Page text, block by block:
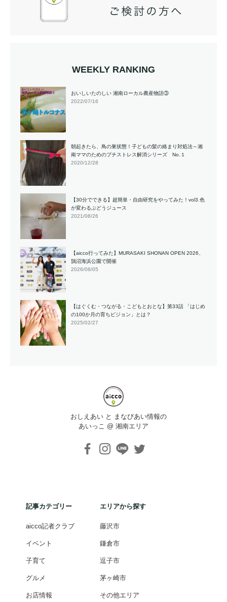
WEEKLY RANKING
おいしいたのしい 湘南ローカル農産物語③
2022/07/16
朝起きたら、鳥の巣状態！子どもの髪の絡まり対処法～湘
南ママのためのプチストレス解消シリーズ No.１
2020/12/28
【30分でできる】超簡単・自由研究をやってみた！vol3.色
が変わるぶどうジュース
2021/08/26
【aicco行ってみた】MURASAKI SHONAN OPEN 2026、
鵠沼海浜公園で開催
2026/08/05
【はぐくむ・つながる・こどもとおとな】第33話 「はじめ
の100か月の育ちビジョン」とは？
2025/02/27
おしえあい と まなびあい情報の
あいっこ @ 湘南エリア
記事カテゴリー
aicco記者クラブ
イベント
子育て
グルメ
お店情報
エリアから探す
藤沢市
鎌倉市
逗子市
茅ヶ崎市
その他エリア